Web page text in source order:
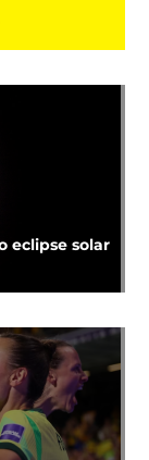
eclipse solar